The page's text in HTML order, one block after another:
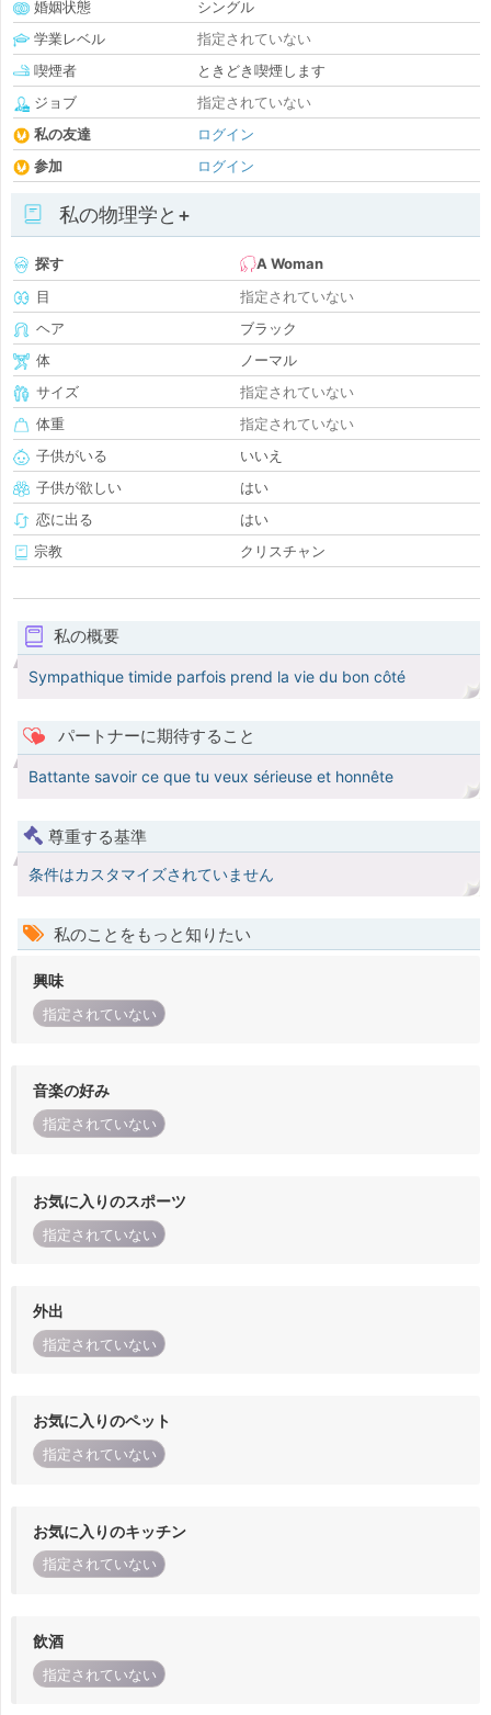
婚姻状態
シングル
学業レベル
指定されていない
喫煙者
ときどき喫煙します
ジョブ
指定されていない
私の友達
ログイン
参加
ログイン
私の物理学と+
探す
A Woman
目
指定されていない
ヘア
ブラック
体
ノーマル
サイズ
指定されていない
体重
指定されていない
子供がいる
いいえ
子供が欲しい
はい
恋に出る
はい
宗教
クリスチャン
私の概要
Sympathique timide parfois prend la vie du bon côté
パートナーに期待すること
Battante savoir ce que tu veux sérieuse et honnête
尊重する基準
条件はカスタマイズされていません
私のことをもっと知りたい
興味
指定されていない
音楽の好み
指定されていない
お気に入りのスポーツ
指定されていない
外出
指定されていない
お気に入りのペット
指定されていない
お気に入りのキッチン
指定されていない
飲酒
指定されていない